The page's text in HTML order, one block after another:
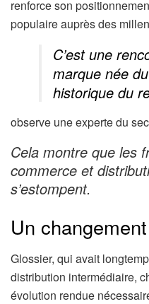
renforce son
populaire auprès des
C’est une
marque née
historique du
observe une experte du
Cela montre que les
commerce et
s’estompent.
Un
Glossier, qui avait
distribution intermédiaire,
évolution rendue